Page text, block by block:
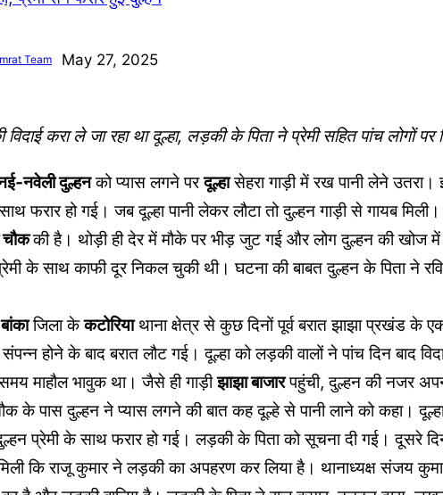
Team May 27, 2025
विदाई करा ले जा रहा था दूल्हा, लड़की के पिता ने प्रेमी सहित पांच लोगों
नवेली दुल्हनको प्यास लगने परदूल्हासेहरा गाड़ी में रख पानी लेने उतरा।
फरार हो गई। जब दूल्हा पानी लेकर लौटा तो दुल्हन गाड़ी से गायब
चौककी है। थोड़ी ही देर में मौके पर भीड़ जुट गई और लोग दुल्हन की खोज
के साथ काफी दूर निकल चुकी थी। घटना की बाबत दुल्हन के पिता ने
बांकाजिला केकटोरियाथाना क्षेत्र से कुछ दिनों पूर्व बरात झाझा प्रखंड के
होने के बाद बरात लौट गई। दूल्हा को लड़की वालों ने पांच दिन बाद
माहौल भावुक था। जैसे ही गाड़ीझाझा बाजारपहुंची, दुल्हन की नजर
के पास दुल्हन ने प्यास लगने की बात कह दूल्हे से पानी लाने को कहा। दूल्हा
प्रेमी के साथ फरार हो गई। लड़की के पिता को सूचना दी गई। दूसरे
मिली कि राजू कुमार ने लड़की का अपहरण कर लिया है। थानाध्यक्ष संजय